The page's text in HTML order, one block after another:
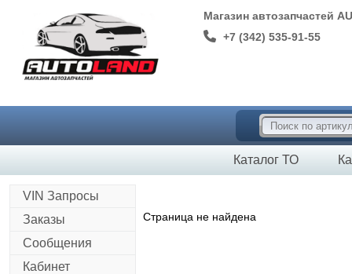
Магазин автозапчастей
+7 (342) 535-91-55
Каталог ТО
VIN Запросы
Заказы
Сообщения
Кабинет
Страница не найдена